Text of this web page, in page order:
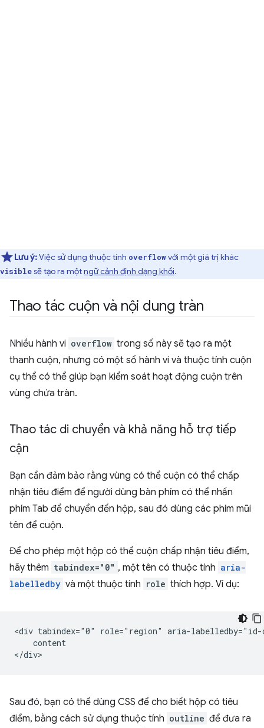
Lưu ý:Việc sử dụng thuộc tính overflowvới một giá trị khác
visiblesẽ tạo ra mộtngữ cảnh định dạng khối.
Thao tác cuộn và nội dung tràn
Nhiều hành vi overflow trong số này sẽ tạo ra một
thanh cuộn, nhưng có một số hành vi và thuộc tính cuộn
cụ thể có thể giúp bạn kiểm soát hoạt động cuộn trên
vùng chứa tràn.
Thao tác di chuyển và khả năng hỗ trợ tiếp
cận
Bạn cần đảm bảo rằng vùng có thể cuộn có thể chấp
nhận tiêu điểm để người dùng bàn phím có thể nhấn
phím Tab để chuyển đến hộp, sau đó dùng các phím mũi
tên để cuộn.
Để cho phép một hộp có thể cuộn chấp nhận tiêu điểm,
hãy thêm tabindex="0" , một tên có thuộc tính aria-
labelledby và một thuộc tính role thích hợp. Ví dụ:
<div tabindex="0" role="region" aria-
    content
Sau đó, bạn có thể dùng CSS để cho biết hộp có tiêu
điểm, bằng cách sử dụng thuộc tính outline để đưa ra